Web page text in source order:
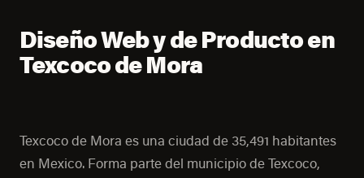
Diseño Web y de Producto en
Texcoco de Mora
Texcoco de Mora es una ciudad de 35,491 habitantes
en Mexico. Forma parte del municipio de Texcoco,